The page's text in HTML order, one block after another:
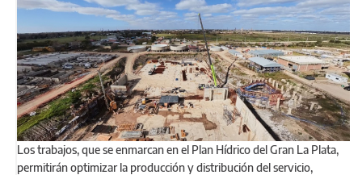
Los trabajos, que se enmarcan en el Plan Hídrico del Gran La Plata,
permitirán optimizar la producción y distribución del servicio,